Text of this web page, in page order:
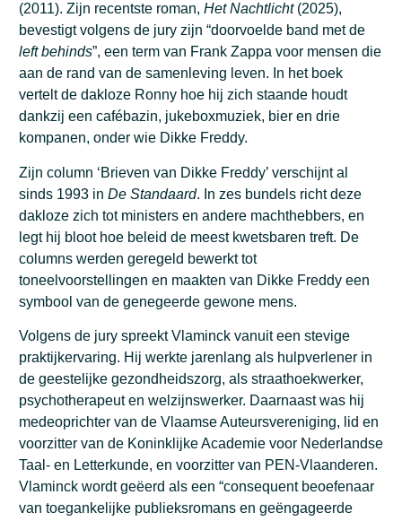
(2011). Zijn recentste roman, Het Nachtlicht(2025),
bevestigt volgens de jury zijn “doorvoelde band met de
left behinds”, een term van Frank Zappa voor mensen die
aan de rand van de samenleving leven. In het boek
vertelt de dakloze Ronny hoe hij zich staande houdt
dankzij een cafébazin, jukeboxmuziek, bier en drie
kompanen, onder wie Dikke Freddy.
Zijn column ‘Brieven van Dikke Freddy’ verschijnt al
sinds 1993 in De Standaard. In zes bundels richt deze
dakloze zich tot ministers en andere machthebbers, en
legt hij bloot hoe beleid de meest kwetsbaren treft. De
columns werden geregeld bewerkt tot
toneelvoorstellingen en maakten van Dikke Freddy een
symbool van de genegeerde gewone mens.
Volgens de jury spreekt Vlaminck vanuit een stevige
praktijkervaring. Hij werkte jarenlang als hulpverlener in
de geestelijke gezondheidszorg, als straathoekwerker,
psychotherapeut en welzijnswerker. Daarnaast was hij
medeoprichter van de Vlaamse Auteursvereniging, lid en
voorzitter van de Koninklijke Academie voor Nederlandse
Taal- en Letterkunde, en voorzitter van PEN-Vlaanderen.
Vlaminck wordt geëerd als een “consequent beoefenaar
van toegankelijke publieksromans en geëngageerde